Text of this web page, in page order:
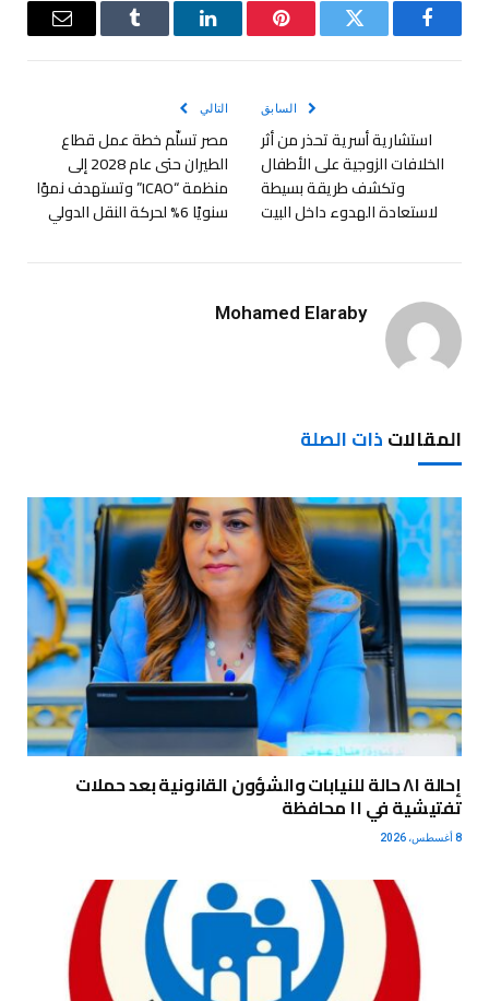
فيسبوك تويتر بينتيريستلينكدإن Tumblr
البريد
السابق
استشارية أسرية تحذر من أثر
الخلافات الزوجية على الأطفال
وتكشف طريقة بسيطة
لاستعادة الهدوء داخل البيت
التالي
مصر تسلّم خطة عمل قطاع
الطيران حتى عام 2028 إلى
منظمة “ICAO” وتستهدف نموًا
سنويًا 6% لحركة النقل الدولي
Mohamed Elaraby
المقالاتذات الصلة
إحالة ٨١ حالة للنيابات والشؤون القانونية بعد حملات
تفتيشية في ١١ محافظة
8 أغسطس، 2026